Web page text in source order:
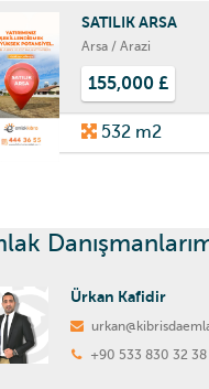
SATILIK ARSA
Arsa / Arazi
155,000 £
532 m2
Ürkan Kafidir
+90 533 830 32 38